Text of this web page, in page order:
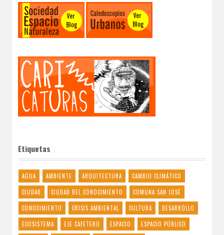
Etiquetas
AGUA AMBIENTE ARQUITECTURA
CAMBIO CLIMÁTICO
CIUDAD
CIUDAD DEL CONOCIMIENTO
COMUNA SAN JOSÉ
CONOCIMIENTO
CRISIS AMBIENTAL CULTURA
DESARROLLO
ECOSISTEMA
EJE CAFETERO ESPACIO ESPACIO PÚBLICO